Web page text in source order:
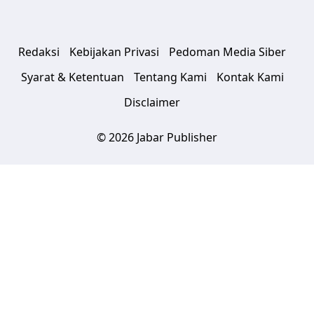
Redaksi Kebijakan Privasi
Pedoman Media Siber
Syarat & Ketentuan
Tentang Kami
Kontak Kami
Disclaimer
© 2026 Jabar Publisher